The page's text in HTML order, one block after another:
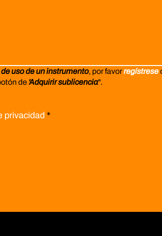
uso de un instrumento, por favorregístrese
de 'Adquirir sublicencia".
privacidad *